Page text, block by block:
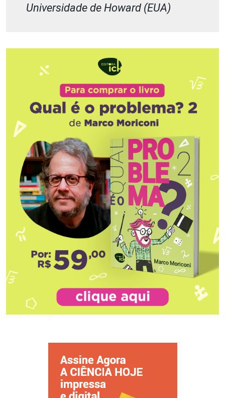
Universidade de Howard (EUA)